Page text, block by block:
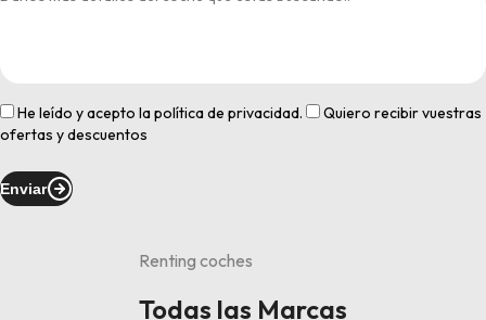
He leído y acepto lapolítica de privacidad.
Quiero recibir vuestras
ofertas y descuentos
Enviar
Renting coches
Todas las Marcas